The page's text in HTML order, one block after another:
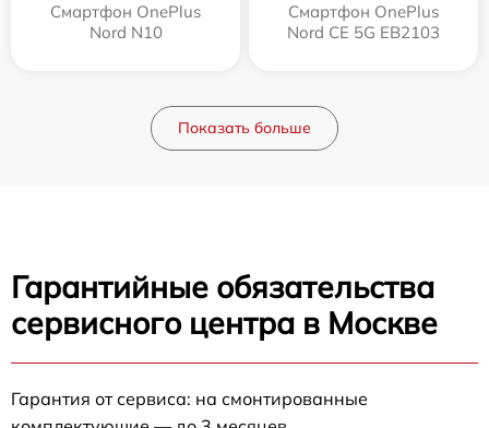
Смартфон OnePlus
Nord N10
Смартфон OnePlus
Nord CE 5G EB2103
Показать больше
Гарантийные обязательства
сервисного центра в Москве
Гарантия от сервиса: на смонтированные